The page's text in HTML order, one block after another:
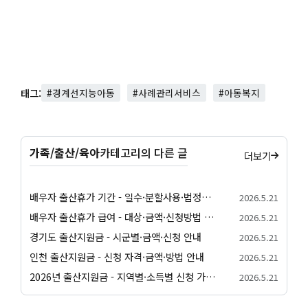
태그: #경계선지능아동 #사례관리서비스 #아동복지
가족/출산/육아카테고리의 다른 글 더보기
배우자 출산휴가 기간 - 일수·분할사용·법정기준 안내 2026.5.21
배우자 출산휴가 급여 - 대상·금액·신청방법 정리 2026.5.21
경기도 출산지원금 - 시군별·금액·신청 안내 2026.5.21
인천 출산지원금 - 신청 자격·금액·방법 안내 2026.5.21
2026년 출산지원금 - 지역별·소득별 신청 가이드 2026.5.21